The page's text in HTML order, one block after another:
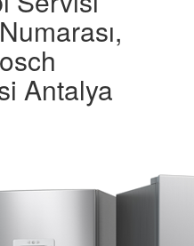
Antalya